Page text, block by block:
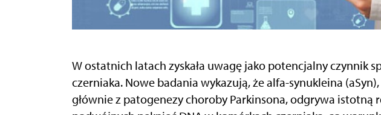
W ostatnich latach zyskała uwagę jako potencjalny czynnik
czerniaka. Nowe badania wykazują, że alfa-synukleina
głównie z patogenezy choroby Parkinsona, odgrywa istotną